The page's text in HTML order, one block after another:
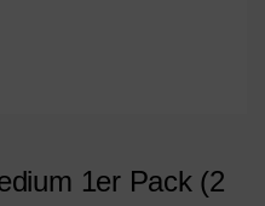
1er Pack (2